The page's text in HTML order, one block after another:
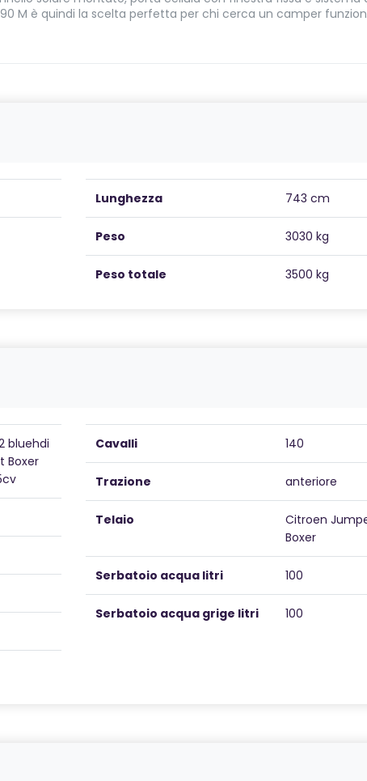
M è quindi la scelta perfetta per chi cerca un camper
Lunghezza 743 cm
Peso 3030 kg
Peso totale 3500 kg
bluehdi
Boxer
Cavalli 140
Trazione anteriore
Telaio
Citroen
Boxer
Serbatoio acqua litri 100
Serbatoio acqua grige litri 100